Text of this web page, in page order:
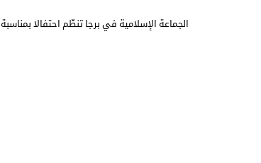
الجماعة الإسلامية في برجا تنظّم احتفالا